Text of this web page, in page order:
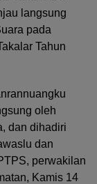
langsung
pada
Tahun
oleh
dan dihadiri
dan
perwakilan
Kamis 14